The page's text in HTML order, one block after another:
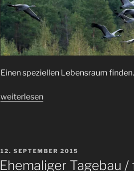
Einen speziellen Lebensraum
„Wildes
weiterlesen
VERÖFFENTLICHT
AM
12. SEPTEMBER 2015
Ehemaliger Tagebau